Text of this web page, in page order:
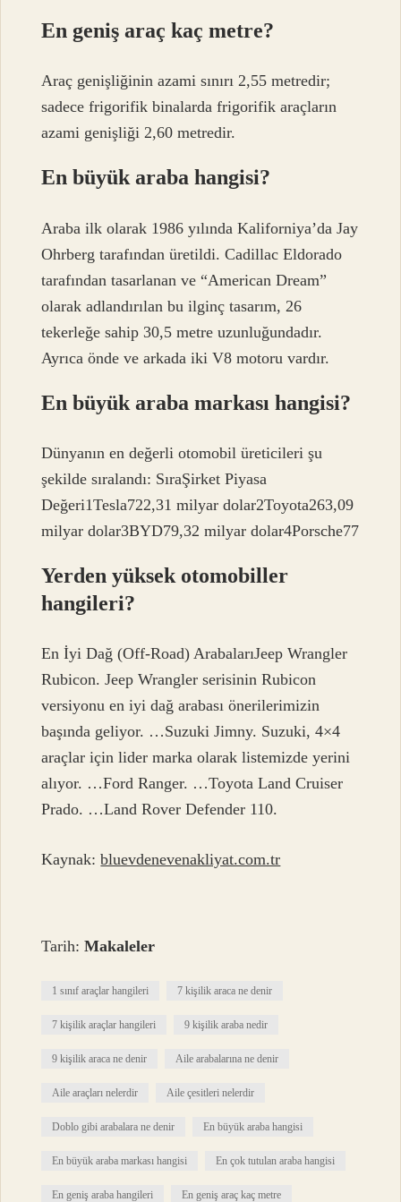
En geniş araç kaç metre?
Araç genişliğinin azami sınırı 2,55 metredir;
sadece frigorifik binalarda frigorifik araçların
azami genişliği 2,60 metredir.
En büyük araba hangisi?
Araba ilk olarak 1986 yılında Kaliforniya’da Jay
Ohrberg tarafından üretildi. Cadillac Eldorado
tarafından tasarlanan ve “American Dream”
olarak adlandırılan bu ilginç tasarım, 26
tekerleğe sahip 30,5 metre uzunluğundadır.
Ayrıca önde ve arkada iki V8 motoru vardır.
En büyük araba markası hangisi?
Dünyanın en değerli otomobil üreticileri şu
şekilde sıralandı: SıraŞirket Piyasa
Değeri1Tesla722,31 milyar dolar2Toyota263,09
milyar dolar3BYD79,32 milyar dolar4Porsche77
Yerden yüksek otomobiller
hangileri?
En İyi Dağ (Off-Road) ArabalarıJeep Wrangler
Rubicon. Jeep Wrangler serisinin Rubicon
versiyonu en iyi dağ arabası önerilerimizin
başında geliyor. …Suzuki Jimny. Suzuki, 4×4
araçlar için lider marka olarak listemizde yerini
alıyor. …Ford Ranger. …Toyota Land Cruiser
Prado. …Land Rover Defender 110.
Kaynak:bluevdenevenakliyat.com.tr
Tarih:Makaleler
1 sınıf araçlar hangileri 7 kişilik araca ne denir
7 kişilik araçlar hangileri 9 kişilik araba nedir
9 kişilik araca ne denir Aile arabalarına ne denir
Aile araçları nelerdir Aile çesitleri nelerdir
Doblo gibi arabalara ne denir En büyük araba hangisi
En büyük araba markası hangisi En çok tutulan araba hangisi
En geniş araba hangileri En geniş araç kaç metre